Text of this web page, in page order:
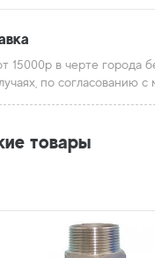
15000р в черте города
по согласованию
товары